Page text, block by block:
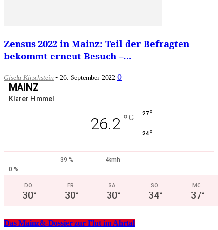
Zensus 2022 in Mainz: Teil der Befragten
bekommt erneut Besuch –...
Gisela Kirschstein - 26. September 2022 0
MAINZ
Klarer Himmel
26.2 ° C 27°
24°
39 %
4kmh
0 %
DO.
30°
FR.
30°
SA.
30°
SO.
34°
MO.
37°
Das Mainz&-Dossier zur Flut im Ahrtal